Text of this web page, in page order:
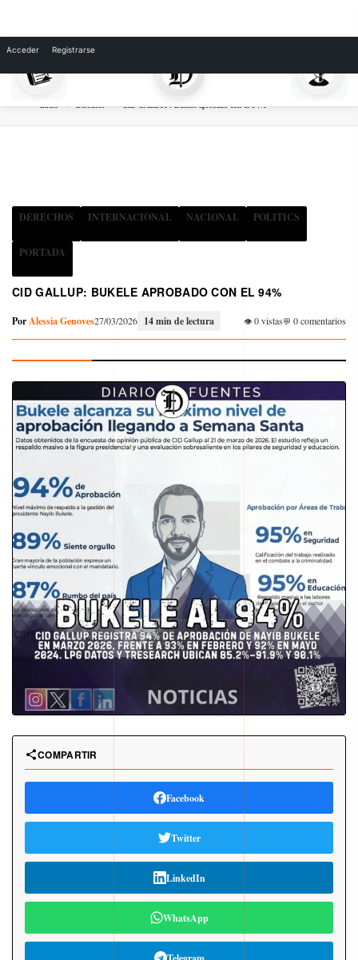
Inicio Derechos CID GALLUP: Bukele aprobado con el 94%
DERECHOS INTERNACIONAL NACIONAL POLITICS
PORTADA
CID GALLUP: BUKELE APROBADO CON EL 94%
PorAlessia Genoves27/03/2026 14 min de lectura 0 vistas 0 comentarios
COMPARTIR
Facebook
Twitter
LinkedIn
WhatsApp
Acceder Registrarse